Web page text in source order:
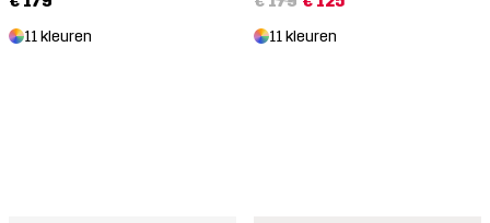
11 kleuren 11 kleuren